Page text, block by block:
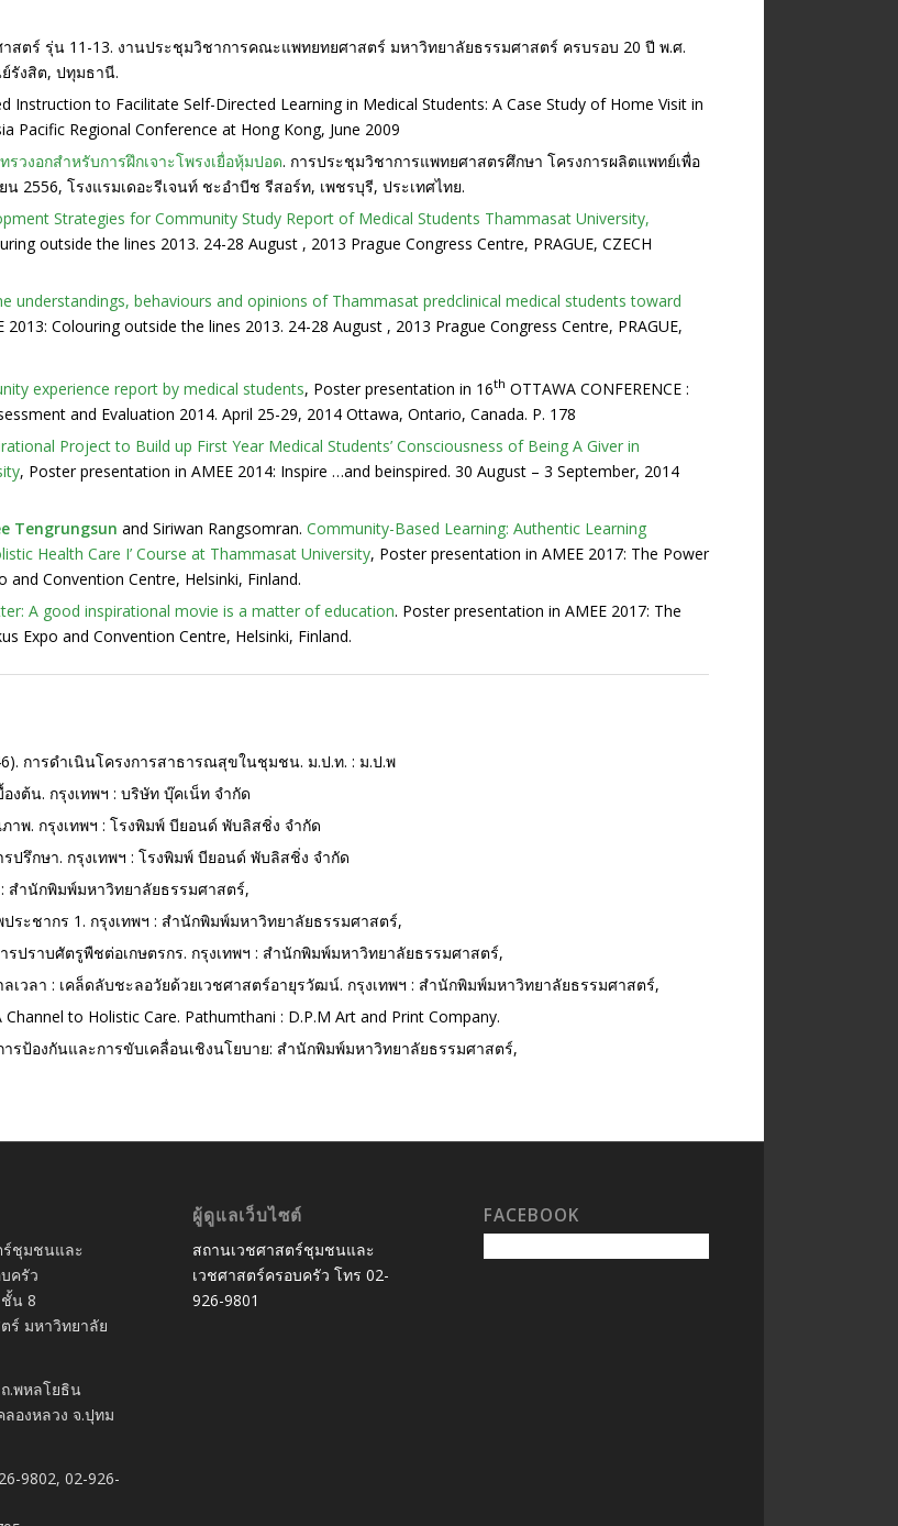
ตร์ รุ่น 11-13. งานประชุมวิชาการคณะแพทยทยศาสตร์ มหาวิทยาลัยธรรมศาสตร์ ครบรอบ 20 ปี พ.ศ.
รังสิต, ปทุมธานี.
Instruction to Facilitate Self-Directed Learning in Medical Students: A Case Study of Home Visit in
Pacific Regional Conference at Hong Kong, June 2009
รวงอกสำหรับการฝึกเจาะโพรงเยื่อหุ้มปอด. การประชุมวิชาการแพทยศาสตรศึกษา โครงการผลิตแพทย์เพื่อ
2556, โรงแรมเดอะรีเจนท์ ชะอำบีช รีสอร์ท, เพชรบุรี, ประเทศไทย.
Strategies for Community Study Report of Medical Students Thammasat University,
outside the lines 2013. 24-28 August , 2013 Prague Congress Centre, PRAGUE, CZECH
understandings, behaviours and opinions of Thammasat predclinical medical students toward
Colouring outside the lines 2013. 24-28 August , 2013 Prague Congress Centre, PRAGUE,
experience report by medical students, Poster presentation in 16th OTTAWA CONFERENCE :
and Evaluation 2014. April 25-29, 2014 Ottawa, Ontario, Canada. P. 178
Project to Build up First Year Medical Students’ Consciousness of Being A Giver in
, Poster presentation in AMEE 2014: Inspire …and beinspired. 30 August – 3 September, 2014
Tengrungsun and Siriwan Rangsomran. Community-Based Learning: Authentic Learning
Health Care I’ Course at Thammasat University, Poster presentation in AMEE 2017: The Power
and Convention Centre, Helsinki, Finland.
A good inspirational movie is a matter of education. Poster presentation in AMEE 2017: The
Expo and Convention Centre, Helsinki, Finland.
การดำเนินโครงการสาธารณสุขในชุมชน. ม.ป.ท. : ม.ป.พ
งต้น. กรุงเทพฯ : บริษัท บุ๊คเน็ท จำกัด
พ. กรุงเทพฯ : โรงพิมพ์ บียอนด์ พับลิสชิ่ง จำกัด
ปรึกษา. กรุงเทพฯ : โรงพิมพ์ บียอนด์ พับลิสชิ่ง จำกัด
: สำนักพิมพ์มหาวิทยาลัยธรรมศาสตร์,
ระชากร 1. กรุงเทพฯ : สำนักพิมพ์มหาวิทยาลัยธรรมศาสตร์,
รปราบศัตรูพืชต่อเกษตรกร. กรุงเทพฯ : สำนักพิมพ์มหาวิทยาลัยธรรมศาสตร์,
ลเวลา : เคล็ดลับชะลอวัยด้วยเวชศาสตร์อายุรวัฒน์. กรุงเทพฯ : สำนักพิมพ์มหาวิทยาลัยธรรมศาสตร์,
Channel to Holistic Care. Pathumthani : D.P.M Art and Print Company.
รป้องกันและการขับเคลื่อนเชิงนโยบาย: สำนักพิมพ์มหาวิทยาลัยธรรมศาสตร์,
ร์ชุมชนและ
ครัว
น 8
ร์ มหาวิทยาลัย
.พหลโยธิน
องหลวง จ.ปุทม
9802, 02-926-
ผู้ดูแลเว็บไซต์
สถานเวชศาสตร์ชุมชนและ
เวชศาสตร์ครอบครัว โทร 02-
926-9801
FACEBOOK